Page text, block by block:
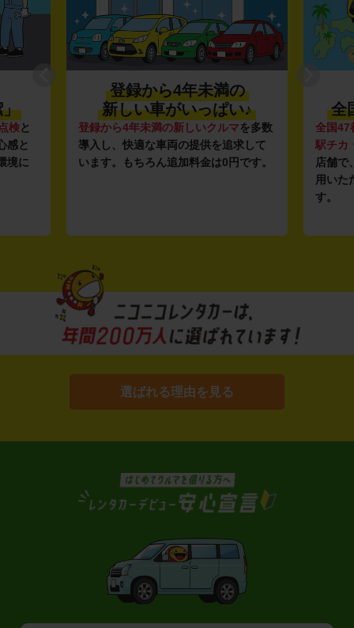
」
検と
感と
境に
登録から4年未満の
新しい車がいっぱい♪
登録から4年未満の新しいクルマを多数
導入し、快適な車両の提供を追求して
います。もちろん追加料金は0円です。
全
全国47
駅チカ
店舗で
用いた
す。
選ばれる理由を見る